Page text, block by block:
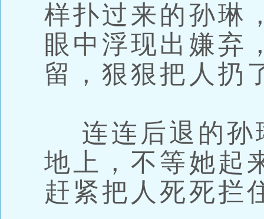
样扑过来的孙琳
眼中浮现出嫌弃
留，狠狠把人扔
连连后退的孙
地上，不等她起
赶紧把人死死拦